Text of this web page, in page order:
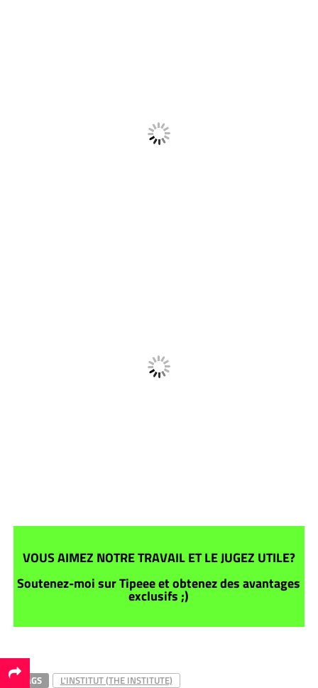
VOUS AIMEZ NOTRE TRAVAIL ET LE JUGEZ UTILE?
Soutenez-moi sur Tipeee et obtenez des avantages
exclusifs ;)
TAGS L'INSTITUT (THE INSTITUTE)